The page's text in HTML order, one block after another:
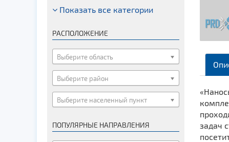
заказники
Озера и водоемы
Памятники археологии
Памятники геодезии
Памятники природы
Памятники известным людям
Церкви
Костелы
Показать все категории
РАСПОЛОЖЕНИЕ
Выберите область
Выберите район
Выберите населенный пункт
ПОПУЛЯРНЫЕ НАПРАВЛЕНИЯ
задач